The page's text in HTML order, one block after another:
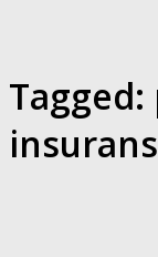
Tagged: